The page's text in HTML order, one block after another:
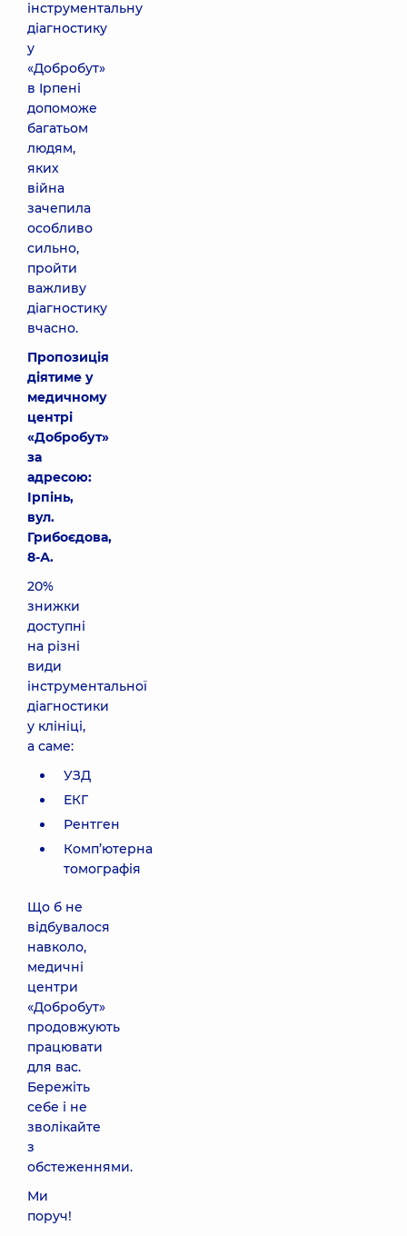
інструментальну
діагностику
у
«Добробут»
в Ірпені
допоможе
багатьом
людям,
яких
війна
зачепила
особливо
сильно,
пройти
важливу
діагностику
вчасно.
Пропозиція
діятиме у
медичному
центрі
«Добробут»
за
адресою:
Ірпінь,
вул.
Грибоєдова,
8-А.
20%
знижки
доступні
на різні
види
інструментальної
діагностики
у клініці,
а саме:
УЗД
ЕКГ
Рентген
Комп’ютерна
томографія
Що б не
відбувалося
навколо,
медичні
центри
«Добробут»
продовжують
працювати
для вас.
Бережіть
себе і не
зволікайте
з
обстеженнями.
Ми
поруч!